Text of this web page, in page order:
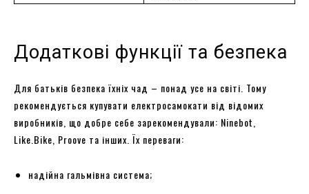
Додаткові функції та безпека
Для батьків безпека їхніх чад – понад усе на світі. Тому
рекомендується купувати електросамокати від відомих
виробників, що добре себе зарекомендували: Ninebot,
Like.Bike, Proove та інших. Їх переваги:
надійна гальмівна система;